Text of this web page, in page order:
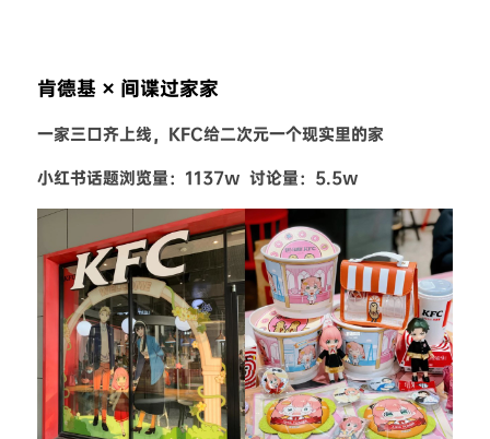
肯德基 × 间谍过家家
一家三口齐上线，KFC给二次元一个现实里的家
小红书话题浏览量：1137w  讨论量：5.5w